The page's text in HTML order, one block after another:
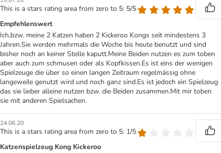
This is a stars rating area from zero to 5: 5/5
Empfehlenswert
Ich,bzw. meine 2 Katzen haben 2 Kickeroo Kongs seit mindestens 3
Jahren.Sie werden mehrmals die Woche bis heute benutzt und sind
bisher noch an keiner Stelle kaputt.Meine Beiden nutzen es zum toben
aber auch zum schmusen oder als Kopfkissen.Es ist eins der wenigen
Spielzeuge die über so einen langen Zeitraum regelmässig ohne
langeweile genutzt wird und noch ganz sind.Es ist jedoch ein Spielzeug
das sie lieber alleine nutzen bzw. die Beiden zusammen.Mit mir toben
sie mit anderen Spielsachen.
24.06.20
This is a stars rating area from zero to 5: 1/5
Katzenspielzeug Kong Kickeroo